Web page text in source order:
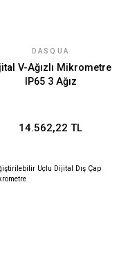
DASQUA
V-Ağızlı Mikrometre
IP65 3 Ağız
14.562,22 TL